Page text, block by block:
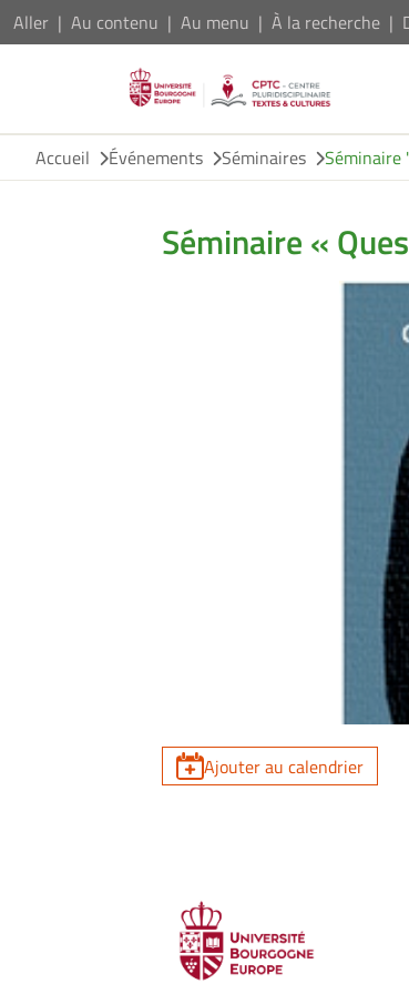
Aller Au contenu Au menu À la recherche
Accueil
Événements Séminaires Séminaire
Séminaire «
Ajouter au calendrier